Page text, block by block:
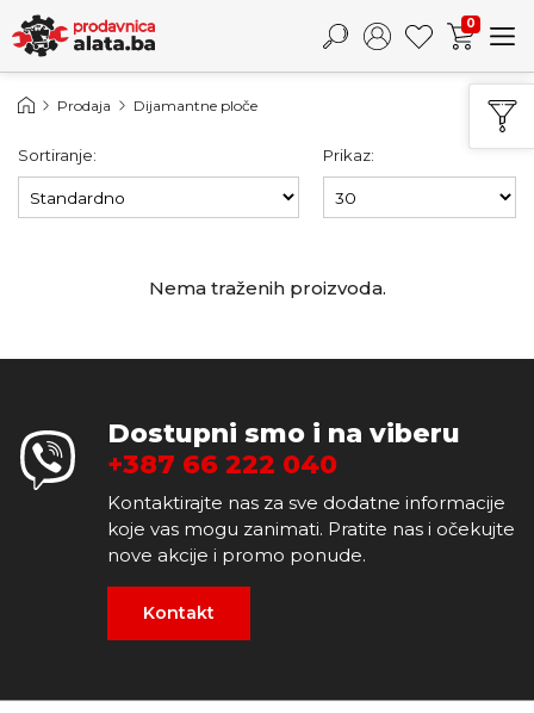
0
Prodaja Dijamantne ploče
Sortiranje: Prikaz:
Nema traženih proizvoda.
Dostupni smo i na viberu
+387 66 222 040
Kontaktirajte nas za sve dodatne informacije
koje vas mogu zanimati. Pratite nas i očekujte
nove akcije i promo ponude.
Kontakt